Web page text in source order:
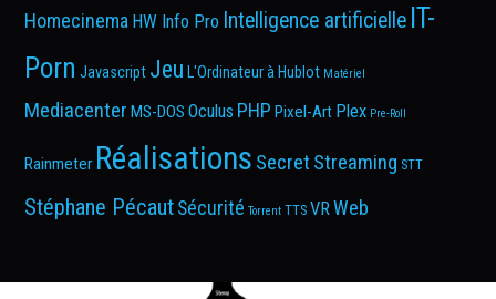
Homecinema HW Info Pro Intelligence artificielle IT-
Porn Javascript Jeu L'Ordinateur à Hublot Matériel
Mediacenter MS-DOS Oculus PHP Pixel-Art Plex Pre-Roll
Rainmeter Réalisations Secret Streaming STT
Stéphane PécautSécurité Torrent TTS VRWeb